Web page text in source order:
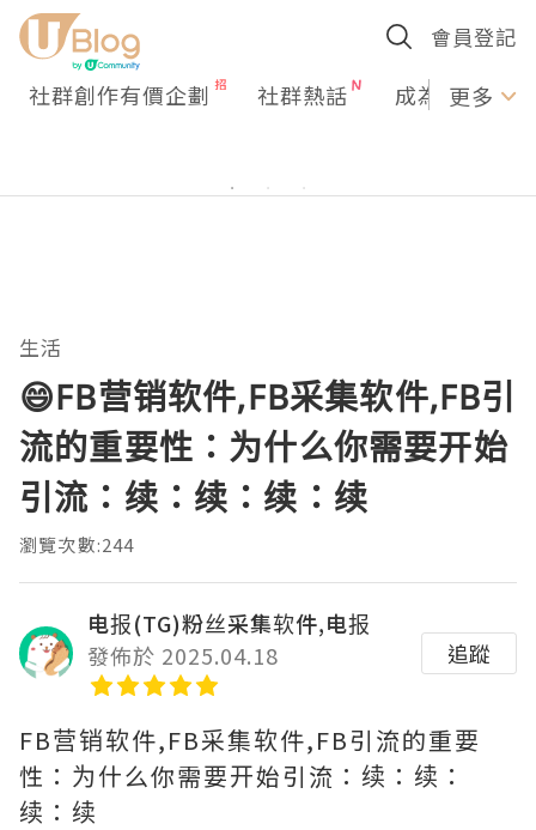
會員登記
社群創作有價企劃 社群熱話 成為U更多
生活
😄FB营销软件,FB采集软件,FB引
流的重要性：为什么你需要开始
引流：续：续：续：续
瀏覽次數:244
电报(TG)粉丝采集软件,电报
發佈於 2025.04.18
追蹤
FB营销软件,FB采集软件,FB引流的重要
性：为什么你需要开始引流：续：续：
续：续